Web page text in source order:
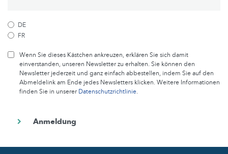
DE
FR
Wenn Sie dieses Kästchen ankreuzen, erklären Sie sich damit
einverstanden, unseren Newsletter zu erhalten. Sie können den
Newsletter jederzeit und ganz einfach abbestellen, indem Sie auf den
Abmeldelink am Ende jedes Newsletters klicken. Weitere Informationen
finden Sie in unsererDatenschutzrichtlinie.